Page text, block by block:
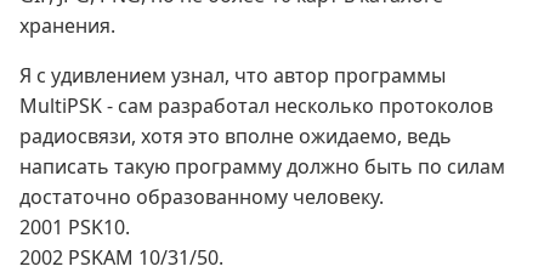
хранения.
Я с удивлением узнал, что автор программы
MultiPSK - сам разработал несколько протоколов
радиосвязи, хотя это вполне ожидаемо, ведь
написать такую программу должно быть по силам
достаточно образованному человеку.
2001 PSK10.
2002 PSKAM 10/31/50.